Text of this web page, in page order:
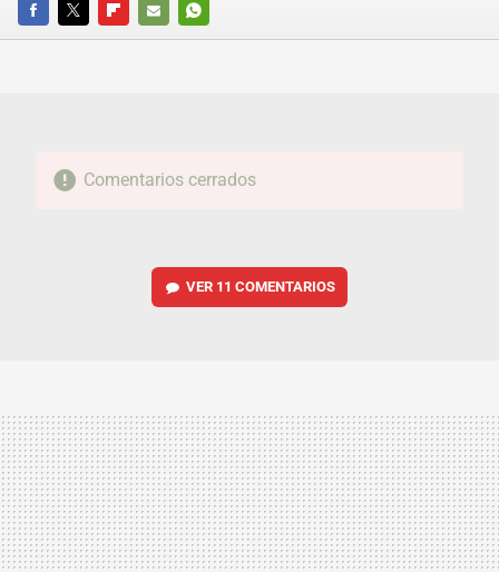
FACEBOOKTWITTERFLIPBOARD
E-
WHATSAPP
Comentarios cerrados
VER 11 COMENTARIOS